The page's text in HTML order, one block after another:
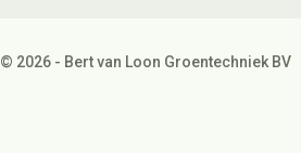
© 2026 - Bert van Loon Groentechniek BV